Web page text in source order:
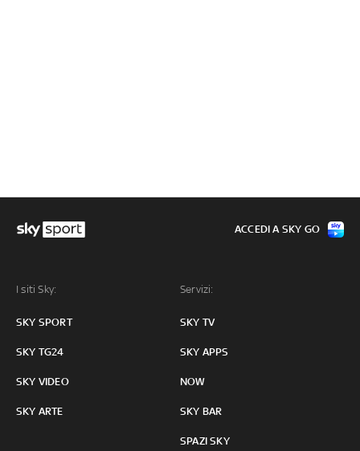
I siti Sky:
SKY SPORT
SKY TG24
SKY VIDEO
SKY ARTE
Servizi:
SKY TV
SKY APPS
NOW
SKY BAR
SPAZI SKY
ACCEDI A SKY GO